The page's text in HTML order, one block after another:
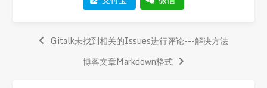
Gitalk未找到相关的Issues进行评论---解决方法
博客文章Markdown格式